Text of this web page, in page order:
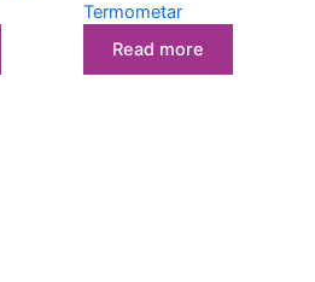
Termometar
Read more